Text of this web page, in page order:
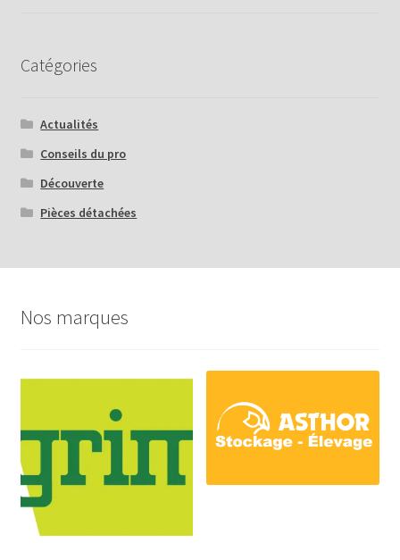
Catégories
Actualités
Conseils du pro
Découverte
Pièces détachées
Nos marques